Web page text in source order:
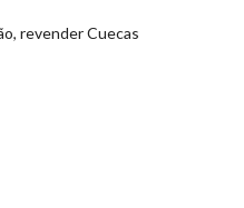
revender Cuecas